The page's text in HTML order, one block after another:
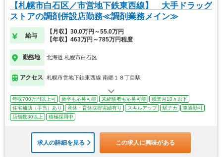
【札幌市白石区／市営地下鉄東西線】 大手ドラッグ
ストアの調剤併設店勤務≪調剤業務メイン≫
給与
【月収】30.0万円～55.0万円
【年収】463万円～785万円程度
勤務地 北海道 札幌市白石区
アクセス 札幌市営地下鉄東西線 南郷１８丁目駅
年収700万円以上可 新卒も応募可能 未経験者も応募可能
残業月10ｈ以下
住宅補助（手当）あり
産休・育休取得実績有り スキルアップ 駅チカ
車通勤可
店舗数30以上
積極採用中
求人の詳細を見る この求人に興味がある